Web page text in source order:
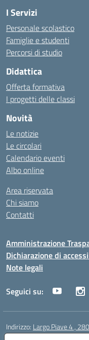
I Servizi
Personale scolastico
Famiglie e studenti
Percorsi di studio
Didattica
Offerta formativa
I progetti delle classi
Novità
Le notizie
Le circolari
Calendario eventi
Albo online
Area riservata
Chi siamo
Contatti
Amministrazione
Dichiarazione di
Note legali
Seguici su:
Indirizzo: Largo Piave 4 ,
Centralino: